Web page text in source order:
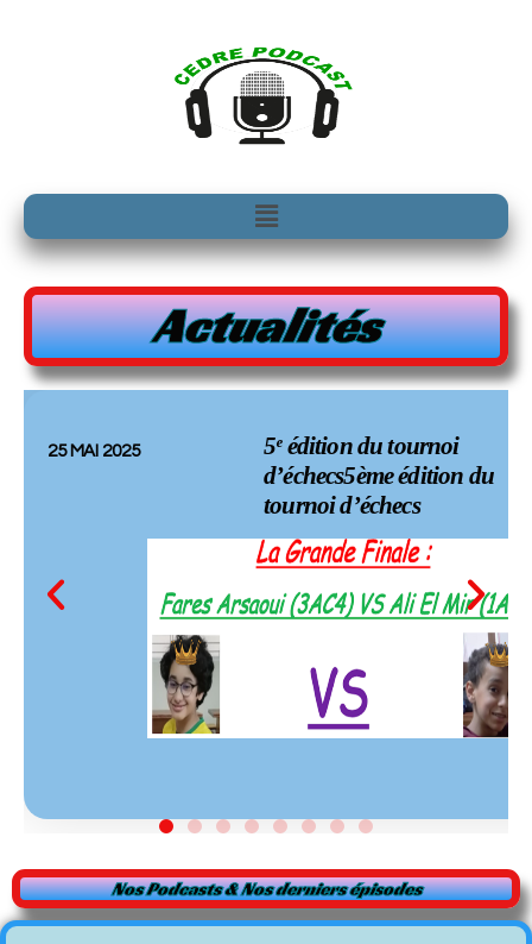
Menu
Actualités
25 MAI 2025
5ᵉ édition du tournoi
d’échecs5ème édition du
tournoi d’échecs
Nos Podcasts & Nos derniers épisodes